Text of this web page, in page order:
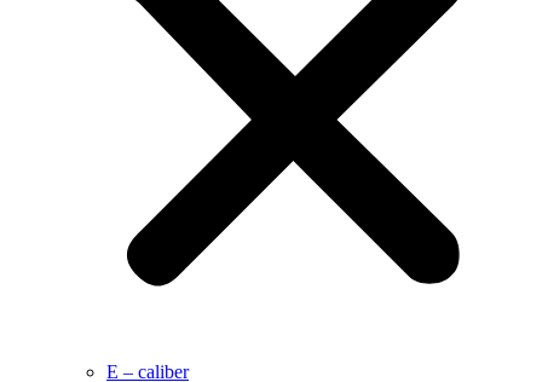
E – caliber